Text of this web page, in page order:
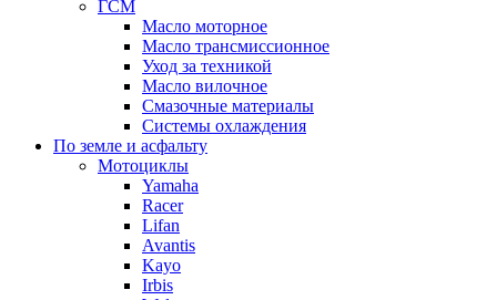
ГСМ
Масло моторное
Масло трансмиссионное
Уход за техникой
Масло вилочное
Смазочные материалы
Системы охлаждения
По земле и асфальту
Мотоциклы
Yamaha
Racer
Lifan
Avantis
Kayo
Irbis